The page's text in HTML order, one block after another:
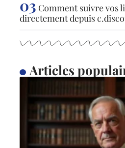
Comment suivre vos
directement depuis
Articles